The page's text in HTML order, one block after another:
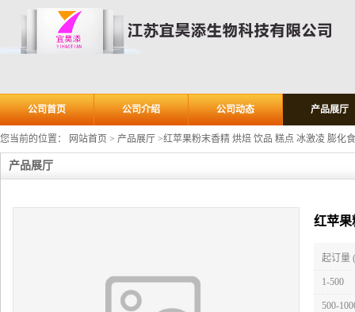
公司首页 公司介绍 公司动态 产品展厅
您当前的位置： 网站首页 > 产品展厅 >红苹果粉末香精 烘焙 饮品 糕点 冰激凌 膨化
产品展厅
红苹果
起订量
1-500
500-